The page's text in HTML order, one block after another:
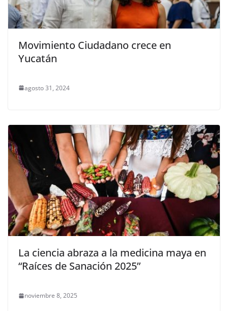
Movimiento Ciudadano crece en
Yucatán
agosto 31, 2024
La ciencia abraza a la medicina maya en
“Raíces de Sanación 2025”
noviembre 8, 2025